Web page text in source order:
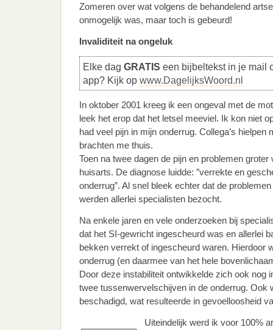
Zomeren over wat volgens de behandelend
onmogelijk was, maar toch is gebeurd!
Invaliditeit na ongeluk
Elke dag GRATIS een bijbeltekst in je mail
app? Kijk op www.DagelijksWoord.nl
In oktober 2001 kreeg ik een ongeval met de
leek het erop dat het letsel meeviel. Ik kon niet
had veel pijn in mijn onderrug. Collega’s hielpen
brachten me thuis.
Toen na twee dagen de pijn en problemen
huisarts. De diagnose luidde: ”verrekte en
onderrug”. Al snel bleek echter dat de
werden allerlei specialisten bezocht.
Na enkele jaren en vele onderzoeken bij
dat het SI-gewricht ingescheurd was en allerlei
bekken verrekt of ingescheurd waren. Hierdoor
onderrug (en daarmee van het hele
Door deze instabiliteit ontwikkelde zich ook nog
twee tussenwervelschijven in de onderrug. Ook
beschadigd, wat resulteerde in gevoelloosheid
Uiteindelijk werd ik voor 100%